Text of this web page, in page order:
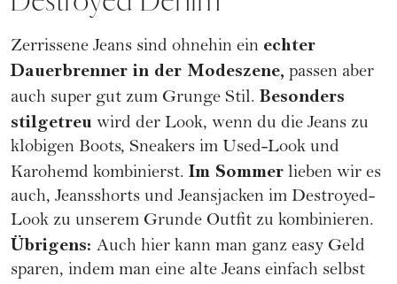
Zerrissene Jeans sind ohnehin ein echter
Dauerbrenner in der Modeszene, passen aber
auch super gut zum Grunge Stil. Besonders
stilgetreu wird der Look, wenn du die Jeans zu
klobigen Boots, Sneakers im Used-Look und
Karohemd kombinierst. Im Sommer lieben wir es
auch, Jeansshorts und Jeansjacken im Destroyed-
Look zu unserem Grunde Outfit zu kombinieren.
Übrigens: Auch hier kann man ganz easy Geld
sparen, indem man eine alte Jeans einfach selbst